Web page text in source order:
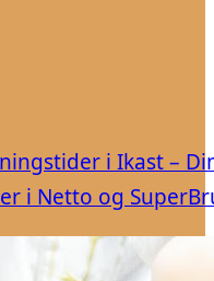
i Ikast –
i Netto og